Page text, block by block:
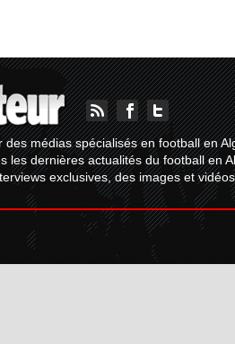
des médias spécialisés en football en
les dernières actualités du football en
exclusives, des images et